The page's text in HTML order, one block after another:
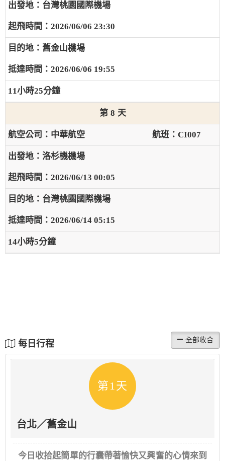
台灣桃園國際機場
2026/06/06 23:30
舊金山機場
2026/06/06 19:55
11小時25分鐘
8
中華航空 CI007
洛杉機機場
2026/06/13 00:05
台灣桃園國際機場
2026/06/14 05:15
14小時5分鐘
每日行程
第1天
台北／舊金山
今日收拾起簡單的行囊帶著愉快又興奮的心情來到